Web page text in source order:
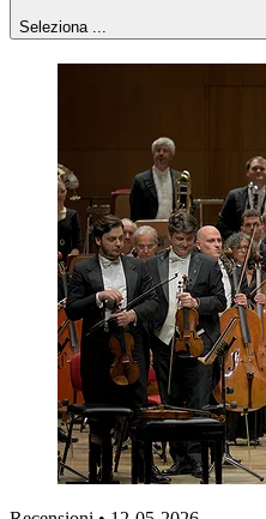
Seleziona ...